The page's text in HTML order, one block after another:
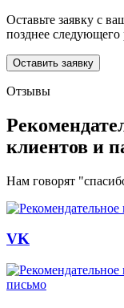
Оставьте заявку с
позднее следующего
Оставить заявку
Отзывы
клиентов и
Нам говорят
VK
письмо